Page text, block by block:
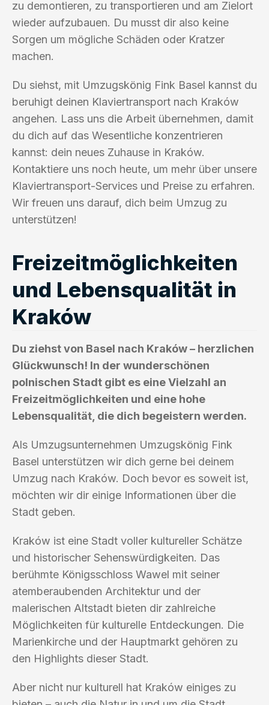
zu demontieren, zu transportieren und am Zielort
wieder aufzubauen. Du musst dir also keine
Sorgen um mögliche Schäden oder Kratzer
machen.
Du siehst, mit Umzugskönig Fink Basel kannst du
beruhigt deinen Klaviertransport nach Kraków
angehen. Lass uns die Arbeit übernehmen, damit
du dich auf das Wesentliche konzentrieren
kannst: dein neues Zuhause in Kraków.
Kontaktiere uns noch heute, um mehr über unsere
Klaviertransport-Services und Preise zu erfahren.
Wir freuen uns darauf, dich beim Umzug zu
unterstützen!
Freizeitmöglichkeiten
und Lebensqualität in
Kraków
Du ziehst von Basel nach Kraków – herzlichen
Glückwunsch! In der wunderschönen
polnischen Stadt gibt es eine Vielzahl an
Freizeitmöglichkeiten und eine hohe
Lebensqualität, die dich begeistern werden.
Als Umzugsunternehmen Umzugskönig Fink
Basel unterstützen wir dich gerne bei deinem
Umzug nach Kraków. Doch bevor es soweit ist,
möchten wir dir einige Informationen über die
Stadt geben.
Kraków ist eine Stadt voller kultureller Schätze
und historischer Sehenswürdigkeiten. Das
berühmte Königsschloss Wawel mit seiner
atemberaubenden Architektur und der
malerischen Altstadt bieten dir zahlreiche
Möglichkeiten für kulturelle Entdeckungen. Die
Marienkirche und der Hauptmarkt gehören zu
den Highlights dieser Stadt.
Aber nicht nur kulturell hat Kraków einiges zu